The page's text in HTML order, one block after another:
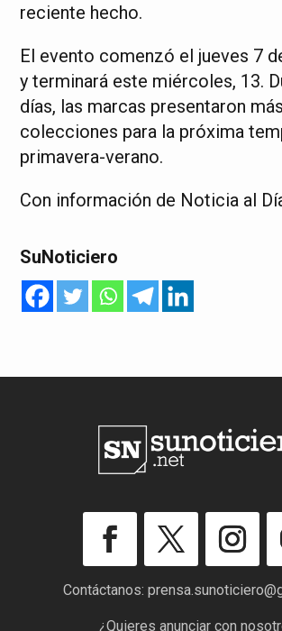
reciente hecho.
El evento comenzó el jueves 7
y terminará este miércoles, 13.
días, las marcas presentaron
colecciones para la próxima
primavera-verano.
Con información de Noticia al
SuNoticiero
Contáctanos:
¿Quieres anunciar con